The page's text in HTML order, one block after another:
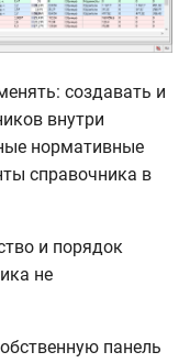
создавать и
внутри
нормативные
справочника в
и порядок
не
панель